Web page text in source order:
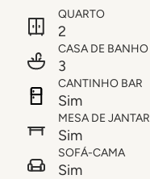
QUARTO
2
CASA DE BANHO
3
CANTINHO BAR
Sim
MESA DE JANTAR
Sim
SOFÁ-CAMA
Sim